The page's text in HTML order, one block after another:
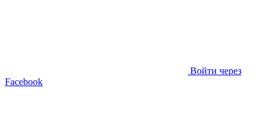
Войти через
Facebook